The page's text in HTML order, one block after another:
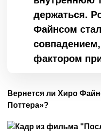
держаться.
Файнсом
фактором
Вернется ли Хиро
Поттера»?